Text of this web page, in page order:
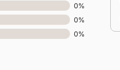
0%
0%
0%